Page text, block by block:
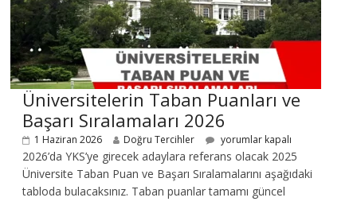
Üniversitelerin Taban Puanları ve
Başarı Sıralamaları 2026
1 Haziran 2026 Doğru Tercihler yorumlar kapalı
2026’da YKS’ye girecek adaylara referans olacak 2025
Üniversite Taban Puan ve Başarı Sıralamalarını aşağıdaki
tabloda bulacaksınız. Taban puanlar tamamı güncel